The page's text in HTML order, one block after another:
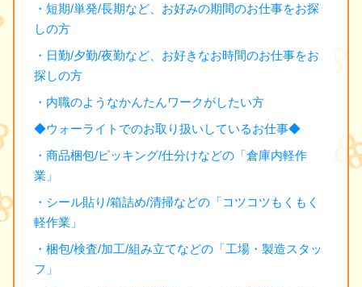
・短期/単発/長期など、お好みの期間のお仕事をお探
しの方
・日勤/夕勤/夜勤など、お好きなお時間のお仕事をお
探しの方
・内職のようなかんたんワークがしたい方
◆ウォーライトでのお取り扱いしているお仕事◆
・商品梱包/ピッキング/仕分けなどの「倉庫内軽作
業」
・シール貼り/箱詰め/清掃などの「コツコツもくもく
軽作業」
・梱包/検査/加工/組み立てなどの「工場・製造スタッ
フ」